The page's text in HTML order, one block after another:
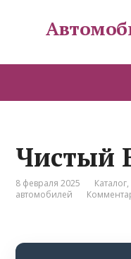
Чистый
8 февраля 2025 Каталог,
автомобилей